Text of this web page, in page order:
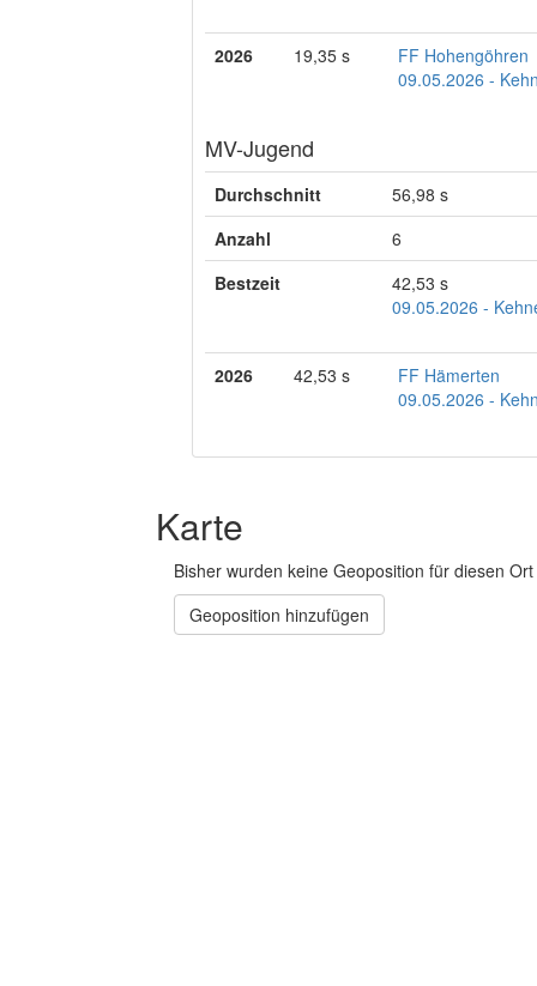
2026 19,35 s
FF Hohengöhren
09.05.2026 -
MV-Jugend
Durchschnitt
56,98 s
Anzahl
6
Bestzeit
42,53 s
09.05.2026 -
2026 42,53 s
FF Hämerten
09.05.2026 -
Karte
Bisher wurden keine Geoposition für diesen
Geoposition hinzufügen